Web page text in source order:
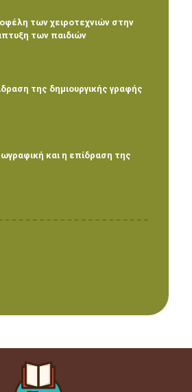
των χειροτεχνιών στην
των παιδιών
της δημιουργικής γραφής
και η επίδραση της